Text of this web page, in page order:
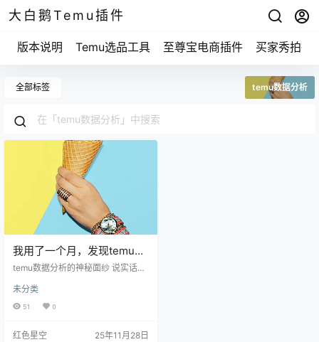
大白鹅Temu插件
版本说明 Temu选品工具 至尊宝电商插件 买家秀拍摄
全部标签 temu数据分析
我用了一个月，发现temu数
据分析的5个神奇秘密
temu数据分析的神秘面纱 说实话，
会碰到各种复杂的图表、数字，还
有那些让人头疼的公式。但是，tem
的故事 你可能会问：数据谁会认真
未分类
51 0
红色星空 25年11月28日